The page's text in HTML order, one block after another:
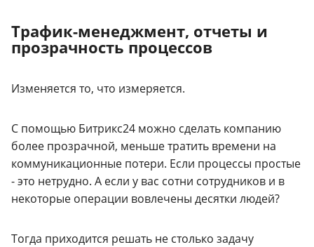
Трафик-менеджмент, отчеты и
прозрачность процессов
Изменяется то, что измеряется.
С помощью Битрикс24 можно сделать компанию
более прозрачной, меньше тратить времени на
коммуникационные потери. Если процессы простые
- это нетрудно. А если у вас сотни сотрудников и в
некоторые операции вовлечены десятки людей?
Тогда приходится решать не столько задачу